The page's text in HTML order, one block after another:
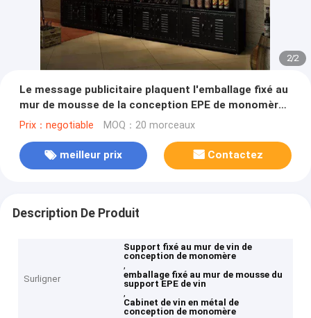
2/2
Le message publicitaire plaquent l'emballage fixé au
mur de mousse de la conception EPE de monomère
de support de vin
Prix：negotiable MOQ：20 morceaux
meilleur prix Contactez
Description De Produit
Surligner
Support fixé au mur de vin de
conception de monomère
,
emballage fixé au mur de mousse du
support EPE de vin
,
Cabinet de vin en métal de
conception de monomère